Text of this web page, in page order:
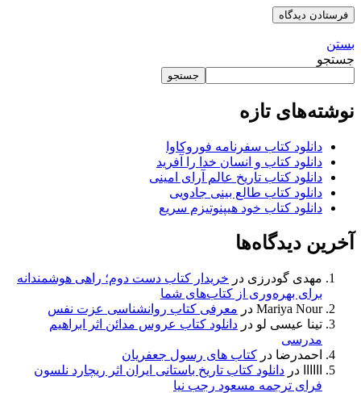
بستن
جستجو
جستجو
نوشته‌های تازه
دانلود کتاب سفرنامه فوروکاوا
دانلود کتاب و انسان خدا را آفرید
دانلود کتاب تاریخ عالم آرای امینی
دانلود کتاب طالع بینی جادویی
دانلود کتاب خود هیپنوتیزم سریع
آخرین دیدگاه‌ها
مهدی گودرزی در خریدار کتاب دست دوم؛ راهی هوشمندانه
برای بهره‌وری از کتاب‌های شما
Mariya Nour در معرفی کتاب روانشناسی عزت نفس
تینا عیسی لو در دانلود کتاب عروس مدائن اثر ابراهیم
مدرسی
احمدرضا در کتاب های رسول جعفریان
در دانلود کتاب تاریخ باستانی ایران اثر ریچارد نلسون
فرای ترجمه مسعود رجب نیا